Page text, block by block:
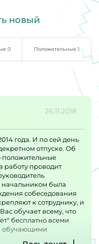
новый
0 Положительные 1
26.11.2018
года. И по сей день
отпуске. Об
положительные
работу проводит
начальником была
собеседования
к сотруднику, и
обучает всему, что
бесплатно всеми
обучающими